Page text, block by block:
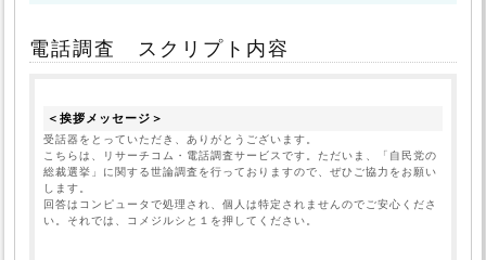
電話調査 スクリプト内容
＜挨拶メッセージ＞
受話器をとっていただき、ありがとうございます。
こちらは、リサーチコム・電話調査サービスです。ただいま、「自民党の
総裁選挙」に関する世論調査を行っておりますので、ぜひご協力をお願い
します。
回答はコンピュータで処理され、個人は特定されませんのでご安心くださ